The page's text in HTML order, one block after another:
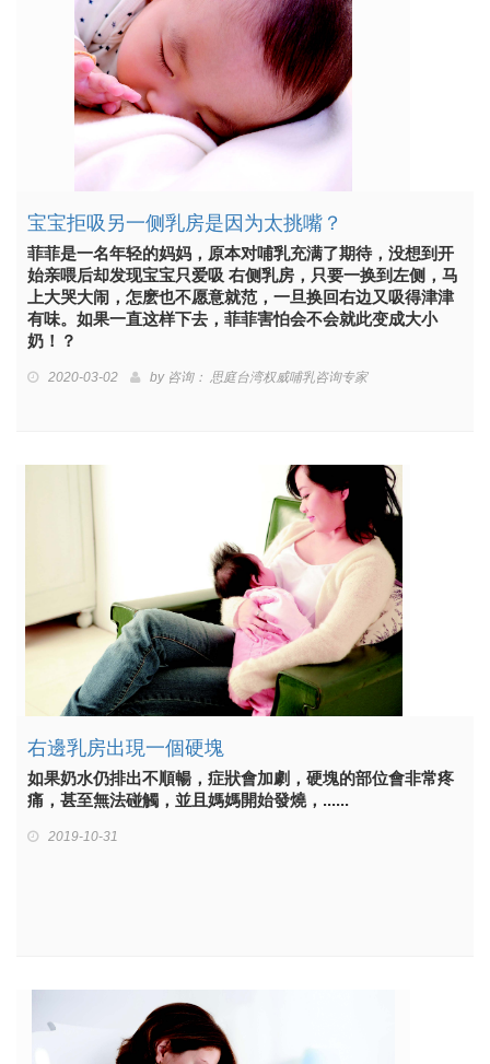
宝宝拒吸另一侧乳房是因为太挑嘴？
菲菲是一名年轻的妈妈，原本对哺乳充满了期待，没想到开
始亲喂后却发现宝宝只爱吸 右侧乳房，只要一换到左侧，马
上大哭大闹，怎麽也不愿意就范，一旦换回右边又吸得津津
有味。如果一直这样下去，菲菲害怕会不会就此变成大小
奶！？
2020-03-02 by 咨询： 思庭台湾权威哺乳咨询专家
右邊乳房出現一個硬塊
如果奶水仍排出不順暢，症狀會加劇，硬塊的部位會非常疼
痛，甚至無法碰觸，並且媽媽開始發燒，......
2019-10-31